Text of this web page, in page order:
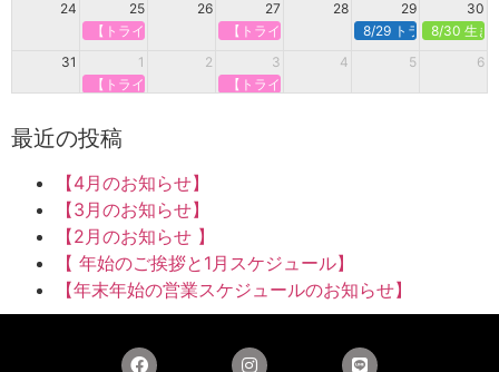
24
25 26 27 28 29
30
【トライアスロンで強くなる】定期オンライン＠火曜
【トライアスロンで強くなる】定期オンラ
8/29 トライアスロン
8/30 生き
31
1 2 3 4 5
6
【トライアスロンで強くなる】定期オンライン＠火曜
【トライアスロンで強くなる】定期オンラ
最近の投稿
【4月のお知らせ】
【3月のお知らせ】
【2月のお知らせ 】
【 年始のご挨拶と1月スケジュール】
【年末年始の営業スケジュールのお知らせ】